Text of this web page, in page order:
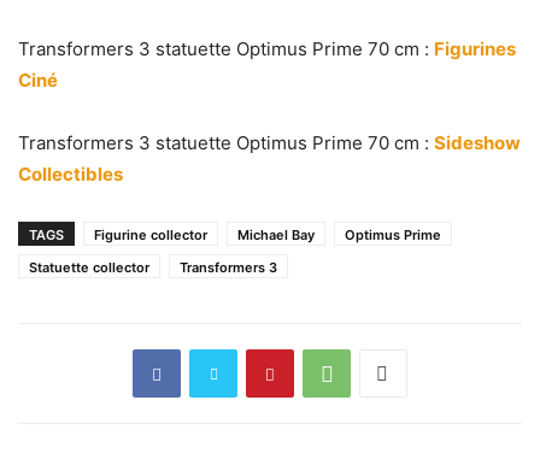
Transformers 3 statuette Optimus Prime 70 cm : Figurines
Ciné
Transformers 3 statuette Optimus Prime 70 cm : Sideshow
Collectibles
TAGS Figurine collector Michael Bay
Optimus Prime
Statuette collector
Transformers 3